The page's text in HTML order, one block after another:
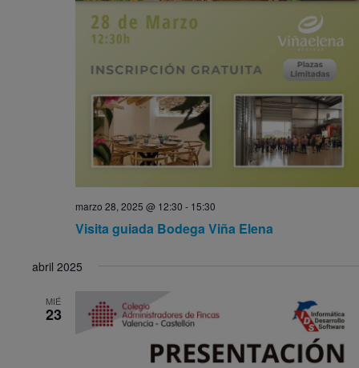
marzo 28, 2025 @ 12:30 - 15:30
Visita guiada Bodega Viña Elena
abril 2025
MIÉ
23